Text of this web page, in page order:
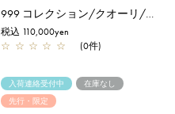
税込 110,000yen
☆ ☆ ☆ ☆ ☆ (0件)
入荷連絡受付中
在庫なし
先行・限定